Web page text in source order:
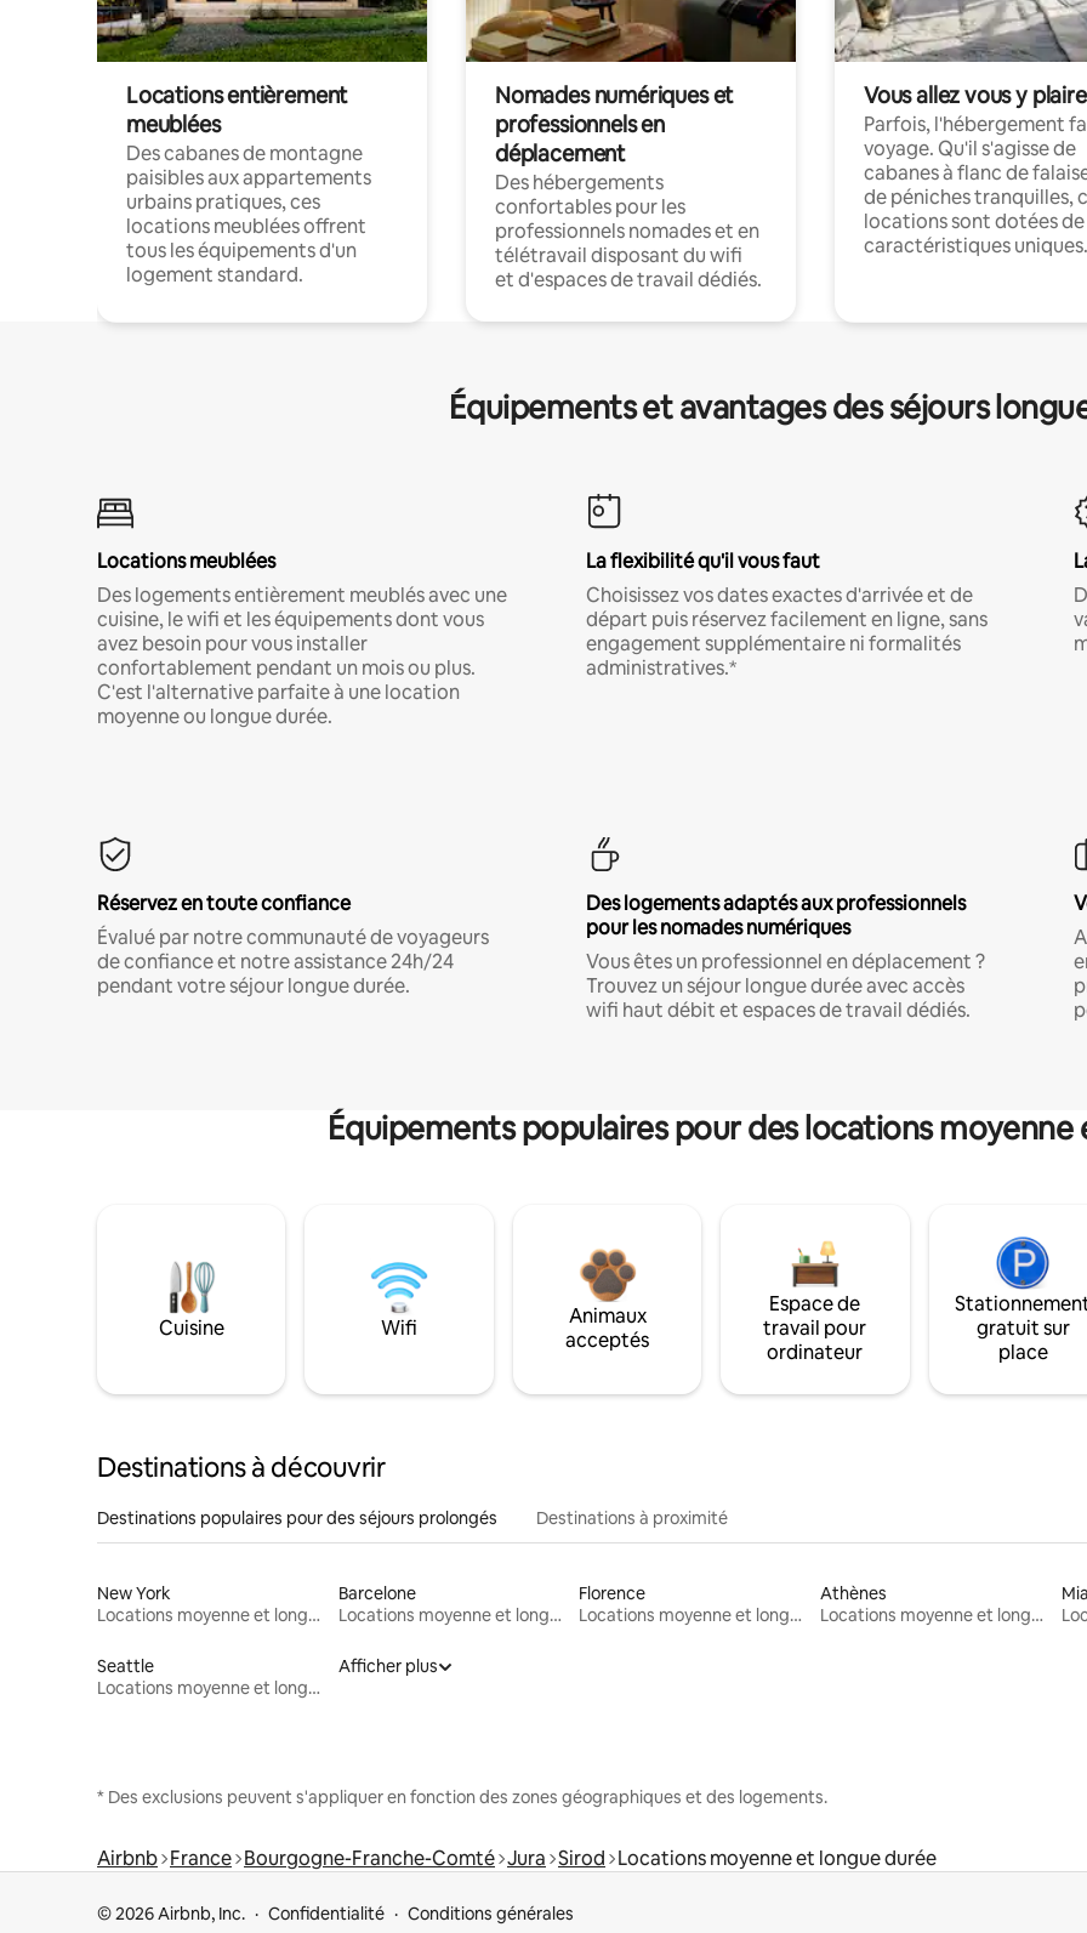
Locations entièrement
meublées
Des cabanes de montagne
paisibles aux appartements
urbains pratiques, ces
locations meublées offrent
tous les équipements d'un
logement standard.
Nomades numériques et
professionnels en
déplacement
Des hébergements
confortables pour les
professionnels nomades et en
télétravail disposant du wifi
et d'espaces de travail dédiés.
Vous allez vous y plaire
Parfois, l'hébergement
voyage. Qu'il s'agisse de
cabanes à flanc de
de péniches tranquilles,
locations sont dotées de
caractéristiques uniques.
Équipements et avantages des séjours
Locations meublées
Des logements entièrement meublés avec une
cuisine, le wifi et les équipements dont vous
avez besoin pour vous installer
confortablement pendant un mois ou plus.
C'est l'alternative parfaite à une location
moyenne ou longue durée.
La flexibilité qu'il vous faut
Choisissez vos dates exactes d'arrivée et de
départ puis réservez facilement en ligne, sans
engagement supplémentaire ni formalités
administratives.*
Réservez en toute confiance
Évalué par notre communauté de voyageurs
de confiance et notre assistance 24h/24
pendant votre séjour longue durée.
Des logements adaptés aux professionnels
pour les nomades numériques
Vous êtes un professionnel en déplacement ?
Trouvez un séjour longue durée avec accès
wifi haut débit et espaces de travail dédiés.
Équipements populaires pour des locations
Cuisine Wifi
Animaux
acceptés
Espace de
travail pour
ordinateur
gratuit sur
place
Destinations à découvrir
Destinations populaires pour des séjours prolongés Destinations à proximité
New York
Locations moyenne et longue durée
Barcelone
Locations moyenne et longue durée
Florence
Locations moyenne et longue durée
Athènes
Locations moyenne et longue durée
Seattle
Locations moyenne et longue durée
Afficher plus
* Des exclusions peuvent s'appliquer en fonction des zones géographiques et des logements.
Airbnb France Bourgogne-Franche-Comté Jura Sirod Locations moyenne et longue durée
© 2026 Airbnb, Inc. Confidentialité Conditions générales